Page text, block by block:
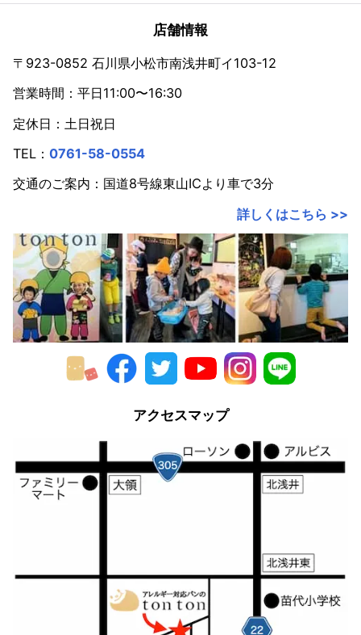
店舗情報
〒923-0852 石川県小松市南浅井町イ103-12
営業時間：平日11:00〜16:30
定休日：土日祝日
TEL： 0761-58-0554
交通のご案内：国道8号線東山ICより車で3分
詳しくはこちら >>
アクセスマップ